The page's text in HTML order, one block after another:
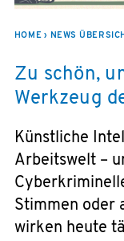
HOME NEWS
Zu schön,
Werkzeug
Künstliche
Arbeitswelt –
Stimmen oder
wirken heute